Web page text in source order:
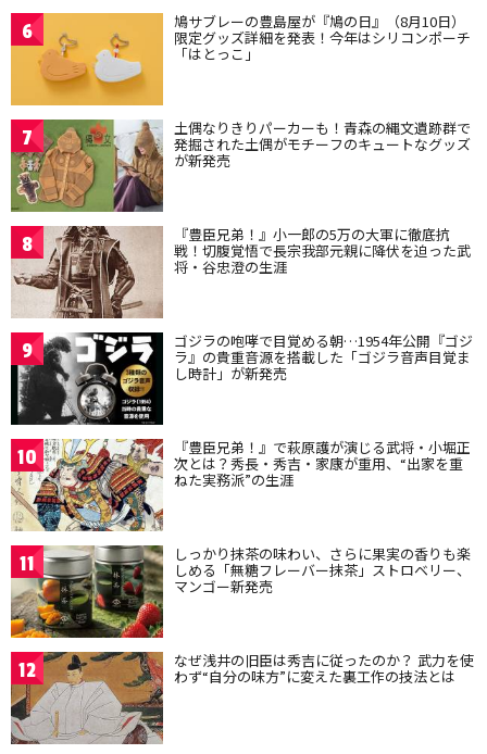
6 鳩サブレーの豊島屋が『鳩の日』（8月10日）
限定グッズ詳細を発表！今年はシリコンポーチ
「はとっこ」
7 土偶なりきりパーカーも！青森の縄文遺跡群で
発掘された土偶がモチーフのキュートなグッズ
が新発売
8 『豊臣兄弟！』小一郎の5万の大軍に徹底抗
戦！切腹覚悟で長宗我部元親に降伏を迫った武
将・谷忠澄の生涯
9 ゴジラの咆哮で目覚める朝…1954年公開『ゴジ
ラ』の貴重音源を搭載した「ゴジラ音声目覚ま
し時計」が新発売
10 『豊臣兄弟！』で萩原護が演じる武将・小堀正
次とは？秀長・秀吉・家康が重用、“出家を重
ねた実務派”の生涯
11 しっかり抹茶の味わい、さらに果実の香りも楽
しめる「無糖フレーバー抹茶」ストロベリー、
マンゴー新発売
12 なぜ浅井の旧臣は秀吉に従ったのか？ 武力を使
わず“自分の味方”に変えた裏工作の技法とは